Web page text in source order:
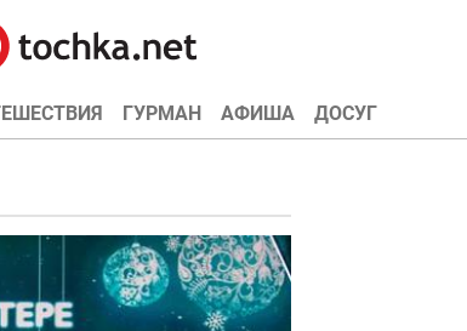
ГУРМАН АФИША ДОСУГ